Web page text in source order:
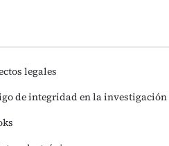
legales
de integridad en la investigación